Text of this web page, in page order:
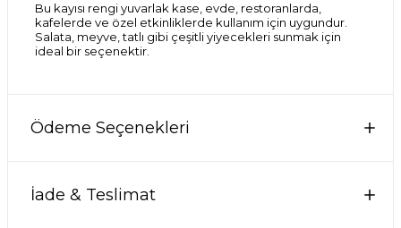
Bu kayısı rengi yuvarlak kase, evde, restoranlarda,
kafelerde ve özel etkinliklerde kullanım için uygundur.
Salata, meyve, tatlı gibi çeşitli yiyecekleri sunmak için
ideal bir seçenektir.
Ödeme Seçenekleri
İade & Teslimat